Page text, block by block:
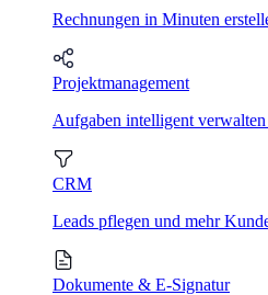
Rechnungen in Minuten
Projektmanagement
Aufgaben intelligent
CRM
Leads pflegen und mehr
Dokumente & E-Signatur